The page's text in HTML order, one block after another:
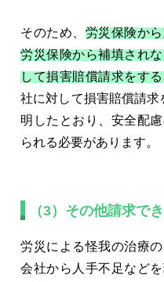
そのため、 労災保険か
労災保険から補填され
して損害賠償請求をす
社に対して損害賠償請
明したとおり、安全配
られる必要があります。
（3）その他請求で
労災による怪我の治療
会社から人手不足など